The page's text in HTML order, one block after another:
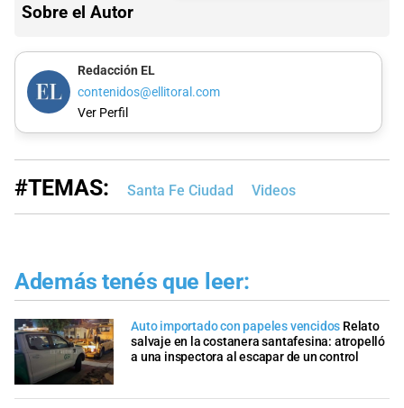
Sobre el Autor
Redacción EL
contenidos@ellitoral.com
Ver Perfil
#TEMAS: Santa Fe Ciudad Videos
Además tenés que leer:
Auto importado con papeles vencidos Relato
salvaje en la costanera santafesina: atropelló
a una inspectora al escapar de un control